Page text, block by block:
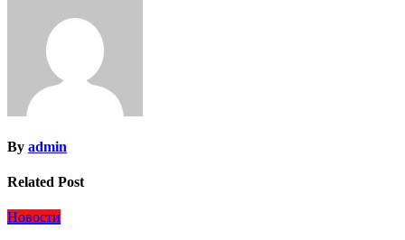
By admin
Related Post
Новости